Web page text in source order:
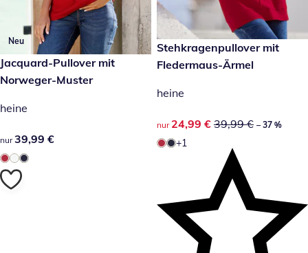
Neu
39,99 €
Jacquard-Pullover mit
Norweger-Muster
heine
39,99 €
nur 39,99 €
reduzierter Preis 24,99 €,
-37 %
Stehkragenpullover mit
Fledermaus-Ärmel
heine
reduzierter Preis 24,99 €,
nur 24,99 € 39,99 € – 37 %
+1